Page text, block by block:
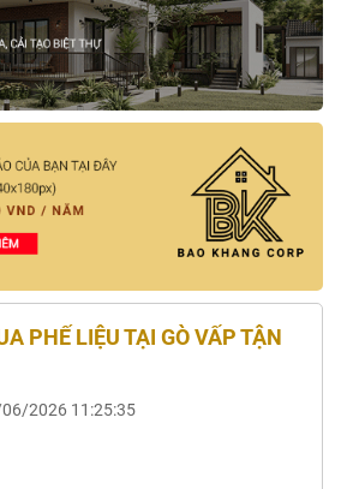
PHẾ LIỆU TẠI GÒ VẤP TẬN
2026 11:25:35